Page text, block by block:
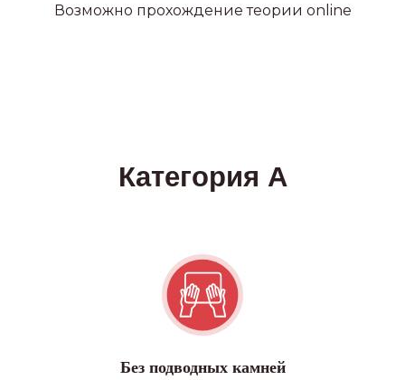
Возможно прохождение теории online
Без подводных камней